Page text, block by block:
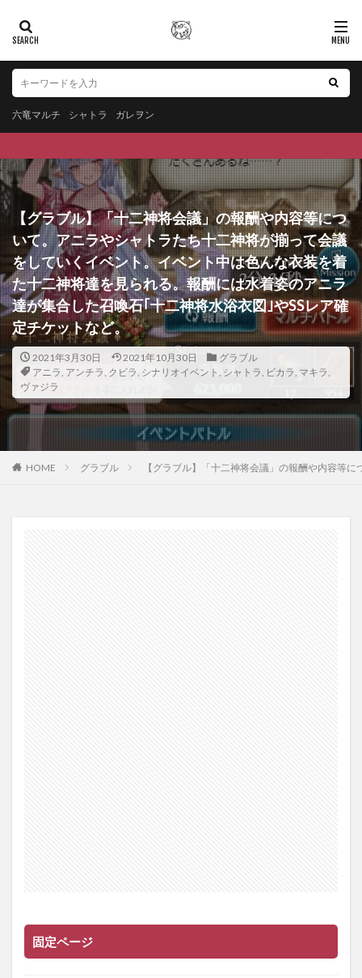
六竜マルチ シャトラ ガレヲン
【グラブル】「十二神将会議」の報酬や内容等につ
いて。アニラやシャトラたち十二神将が揃って会議
をしていくイベント。イベント中は色んな衣装を着
た十二神将達を見られる。報酬には水着姿のアニラ
達が集合した召喚石｢十二神将水浴衣図｣やSSレア確
定チケットなど。
2021年3月30日 2021年10月30日
グラブル
アニラ, アンチラ, クビラ, シナリオイベント , シャトラ, ビカラ, マキラ,
ヴァジラ
HOME グラブル 【グラブル】「十二神将会議」の報酬や内容等
固定ページ